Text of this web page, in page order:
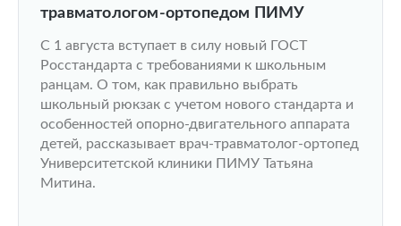
травматологом-ортопедом ПИМУ
С 1 августа вступает в силу новый ГОСТ
Росстандарта с требованиями к школьным
ранцам. О том, как правильно выбрать
школьный рюкзак с учетом нового стандарта и
особенностей опорно-двигательного аппарата
детей, рассказывает врач-травматолог-ортопед
Университетской клиники ПИМУ Татьяна
Митина.